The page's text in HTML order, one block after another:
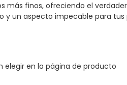
finos, ofreciendo el
un aspecto impecable para
elegir en la página de producto